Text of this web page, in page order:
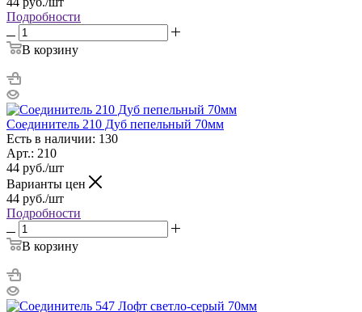
Подробности
В корзину
Соединитель 210 Дуб пепельный 70мм
Есть в наличии: 130
Арт.: 210
44 руб./шт
Варианты цен
44 руб./шт
Подробности
В корзину